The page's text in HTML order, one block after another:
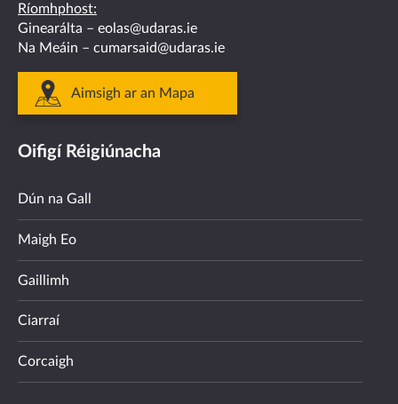
Ríomhphost:
Ginearálta – eolas@udaras.ie
Na Meáin – cumarsaid@udaras.ie
Aimsigh ar an Mapa
Oifigí Réigiúnacha
Dún na Gall
Maigh Eo
Gaillimh
Ciarraí
Corcaigh